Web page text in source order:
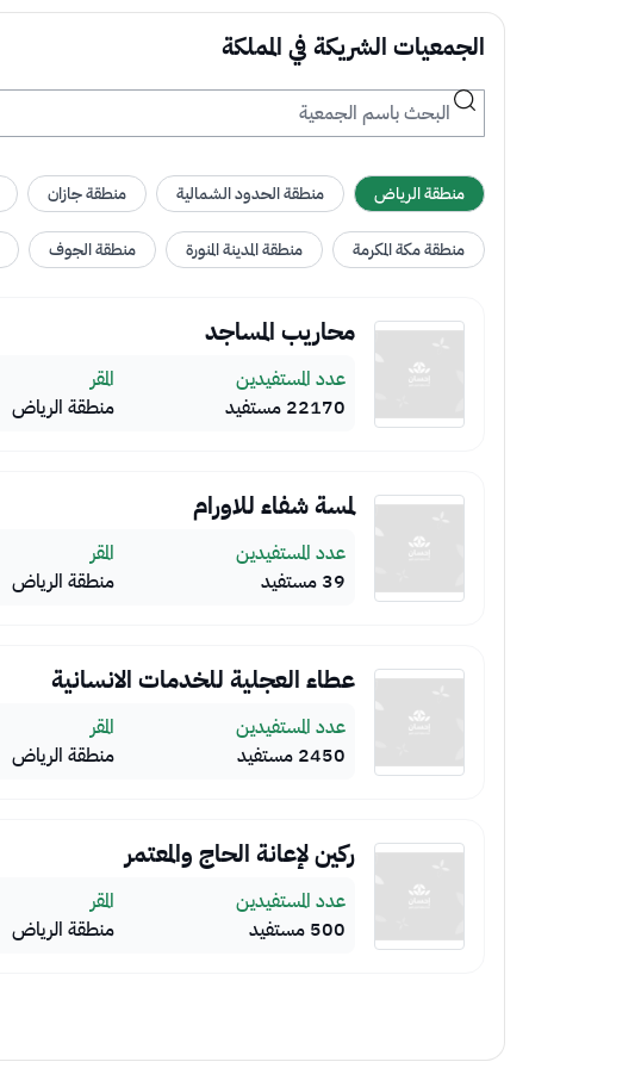
الجمعيات الشريكة في المملكة
قائمة المناطق
منطقة الرياض منطقة الحدود الشمالية منطقة جازان
منطقة مكة المكرمة منطقة المدينة المنورة منطقة الجوف
الجمعيات الشريكة في المملكة
محاريب المساجد
عدد المستفيدين
22170 مستفيد
المقر
منطقة الرياض
لمسة شفاء للاورام
عدد المستفيدين
39 مستفيد
المقر
منطقة الرياض
عطاء العجلية للخدمات الانسانية
عدد المستفيدين
2450 مستفيد
المقر
منطقة الرياض
ركين لإعانة الحاج والمعتمر
عدد المستفيدين
500 مستفيد
المقر
منطقة الرياض